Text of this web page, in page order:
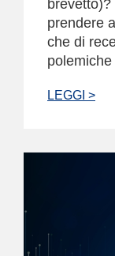
prendere
che di
LEGGI >